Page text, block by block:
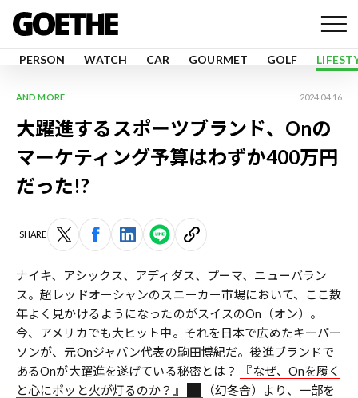
PERSON WATCH CAR GOURMET GOLF
AND MORE 2024.04.16
大躍進するスポーツブランド、Onの
マーケティング予算はわずか400万円
だった!?
SHARE
ナイキ、アシックス、アディダス、プーマ、ニューバラン
ス。超レッドオーシャンのスニーカー市場において、ここ数
年よく見かけるようになったのがスイスのOn（オン）。
今、アメリカでも大ヒット中。それを日本で広めたキーパー
ソンが、元Onジャパン代表の駒田博紀だ。後進ブランドで
あるOnが大躍進を遂げている秘密とは？
『なぜ、Onを履く
と心にポッと火が灯るのか？』
（幻冬舎）より、一部を